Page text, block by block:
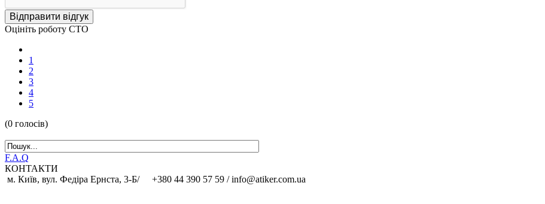
Відправити відгук
Оцініть роботу СТО
1
2
3
4
5
(0 голосів)
F.A.Q
КОНТАКТИ
м. Київ, вул. Федіра Ернста, 3-Б/
+380 44 390 57 59 /info@atiker.com.ua